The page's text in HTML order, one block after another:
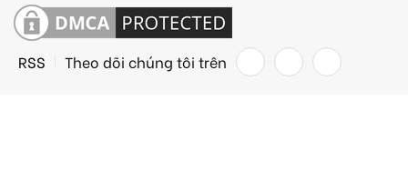
RSS Theo dõi chúng tôi trên